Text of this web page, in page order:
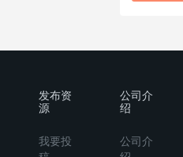
发布资
源
我要投
公司介
绍
公司介